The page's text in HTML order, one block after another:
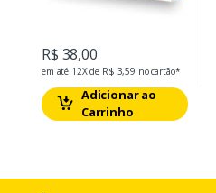
R$ 38,00
em até 12X de R$ 3,59 no cartão*
Adicionar ao
Carrinho